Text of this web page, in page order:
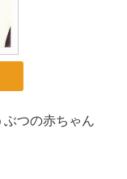
つの赤ちゃん